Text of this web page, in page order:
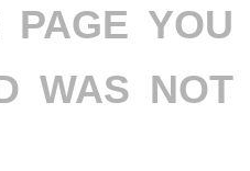
YOU
WAS NOT